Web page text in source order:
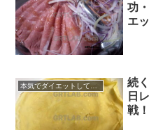
功
エ
本気でダイエットしてみる60日間！
続
日
戦